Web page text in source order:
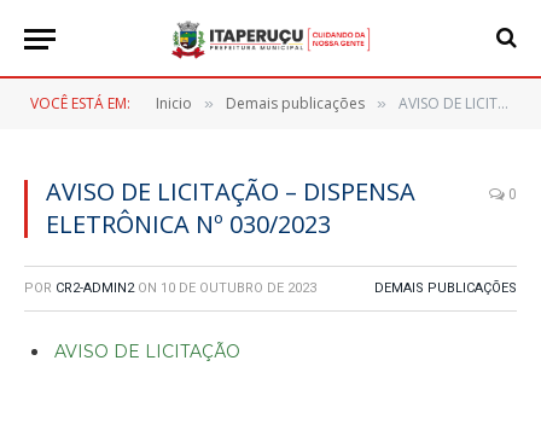
VOCÊ ESTÁ EM: Inicio » Demais publicações » AVISO DE LICITAÇÃO – DISPENSA ELETRÔNICA Nº 030/2023
AVISO DE LICITAÇÃO – DISPENSA
ELETRÔNICA Nº 030/2023
0
POR CR2-ADMIN2 ON 10 DE OUTUBRO DE 2023 DEMAIS PUBLICAÇÕES
AVISO DE LICITAÇÃO